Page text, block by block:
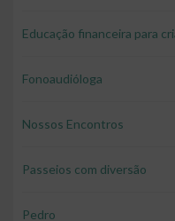
Educação financeira para
Fonoaudióloga
Nossos Encontros
Passeios com diversão
Pedro